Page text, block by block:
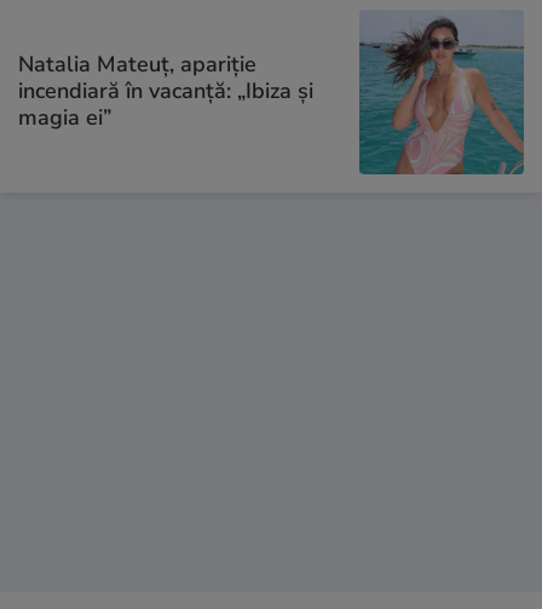
Natalia Mateuț, apariție
incendiară în vacanță: „Ibiza și
magia ei”